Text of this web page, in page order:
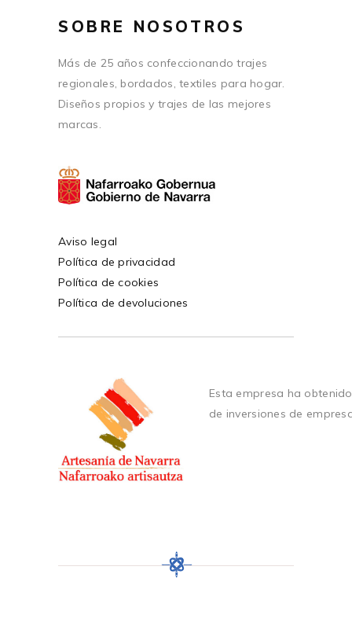
SOBRE NOSOTROS
Más de 25 años confeccionando trajes
regionales, bordados, textiles para hogar.
Diseños propios y trajes de las mejores
marcas.
Aviso legal
Política de privacidad
Política de cookies
Política de devoluciones
Esta empresa ha
de inversiones de